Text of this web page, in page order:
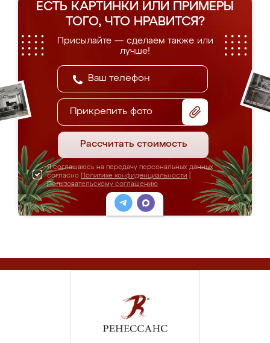
ЕСТЬ КАРТИНКИ ИЛИ ПРИМЕРЫ
ТОГО, ЧТО НРАВИТСЯ?
Присылайте — сделаем также или
лучше!
Прикрепить фото
Рассчитать стоимость
Я соглашаюсь на передачу персональных данных
согласно Политике конфиденциальности
Пользовательскому соглашению